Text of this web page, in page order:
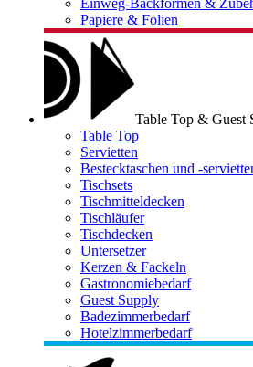
Einweg-Backformen &
Papiere & Folien
Table Top & Guest
Table Top
Servietten
Bestecktaschen und -
Tischsets
Tischmitteldecken
Tischläufer
Tischdecken
Untersetzer
Kerzen & Fackeln
Gastronomiebedarf
Guest Supply
Badezimmerbedarf
Hotelzimmerbedarf